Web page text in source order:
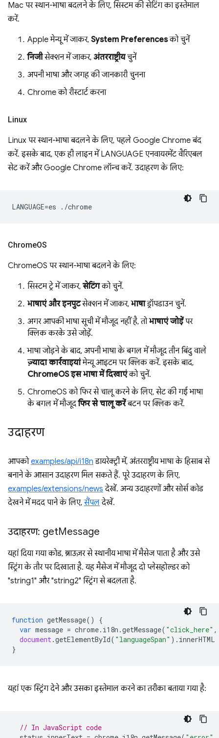
Mac पर स्थान-भाषा बदलने के लिए, सिस्टम की सेटिंग का इस्तेमाल
करें.
Apple मेन्यू में जाकर, System Preferencesको चुनें
निजीसेक्शन में जाकर, अंतरराष्ट्रीयचुनें
अपनी भाषा और जगह की जानकारी चुनना
Chrome को रीस्टार्ट करना
Linux
Linux पर स्थान-भाषा बदलने के लिए, पहले Google Chrome बंद
करें. इसके बाद, एक ही लाइन में LANGUAGE एनवायरमेंट वैरिएबल
सेट करें और Google Chrome लॉन्च करें. उदाहरण के लिए:
ChromeOS
ChromeOS पर स्थान-भाषा बदलने के लिए:
सिस्टम ट्रे में जाकर, सेटिंगको चुनें.
भाषाएं और इनपुटसेक्शन में जाकर,भाषाड्रॉपडाउन चुनें.
अगर आपकी भाषा सूची में मौजूद नहीं है, तोभाषाएं जोड़ेंपर
क्लिक करके उसे जोड़ें.
भाषा जोड़ने के बाद, अपनी भाषा के बगल में मौजूद तीन बिंदु वाले
ज़्यादा कार्रवाइयांमेन्यू आइटम पर क्लिक करें. इसके बाद,
ChromeOS इस भाषा में दिखाएंको चुनें.
ChromeOS को फिर से चालू करने के लिए, सेट की गई भाषा
के बगल में मौजूदफिर से चालू करेंबटन पर क्लिक करें.
उदाहरण
आपकोexamples/api/i18n डायरेक्ट्री में, अंतरराष्ट्रीय भाषा के हिसाब से
बनाने के आसान उदाहरण मिल सकते हैं. पूरे उदाहरण के लिए,
examples/extensions/news देखें. अन्य उदाहरणों और सोर्स कोड
देखने में मदद पाने के लिए,सैंपलदेखें.
उदाहरण: getMessage
यहां दिया गया कोड, ब्राउज़र से स्थानीय भाषा में मैसेज पाता है और उसे
स्ट्रिंग के तौर पर दिखाता है. यह मैसेज में मौजूद दो प्लेसहोल्डर को
"string1" और "string2" स्ट्रिंग से बदलता है.
function getMessage()
{
var message = chrome. i18n .getMessage( "click_here" ,
document.getElementById( "languageSpan" ). innerHTML
}
यहां एक स्ट्रिंग देने और उसका इस्तेमाल करने का तरीका बताया गया है:
// In JavaScript code